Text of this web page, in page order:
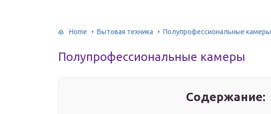
Home Бытовая техника Полупрофессиональные камеры
Полупрофессиональные камеры
Содержание: